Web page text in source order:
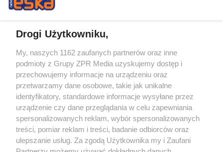
Żaden utwór zamieszczony w serwisie nie może być powielany i
rozpowszechniany lub dalej rozpowszechniany w jakikolwiek sposób (w
tym także elektroniczny lub mechaniczny) na jakimkolwiek polu
eksploatacji w jakiejkolwiek formie, włącznie z umieszczaniem w Internecie
bez pisemnej zgody właściciela praw. Jakiekolwiek użycie lub
wykorzystanie utworów w całości lub w części z naruszeniem prawa, tzn.
bez właściwej zgody, jest zabronione pod groźbą kary i może być ścigane
prawnie.
Drogi Użytkowniku,
My, naszych 1162 zaufanych partnerów oraz inne
podmioty z Grupy ZPR Media uzyskujemy dostęp i
przechowujemy informacje na urządzeniu oraz
przetwarzamy dane osobowe, takie jak unikalne
identyfikatory, standardowe informacje wysyłane przez
urządzenie czy dane przeglądania w celu zapewniania
spersonalizowanych reklam, wybór spersonalizowanych
treści, pomiar reklam i treści, badanie odbiorców oraz
ulepszanie usług. Za zgodą Użytkownika my i Zaufani